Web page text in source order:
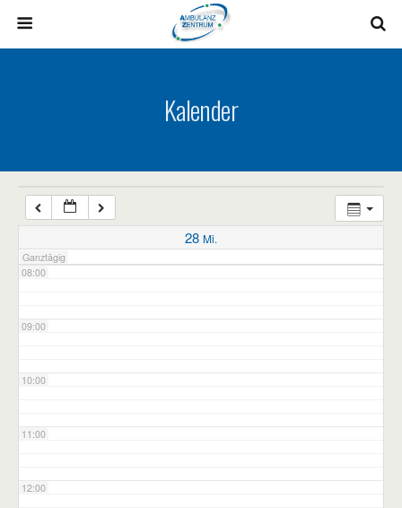
Kalender
28 Mi.
Ganztägig
07:00
08:00
09:00
10:00
11:00
12:00